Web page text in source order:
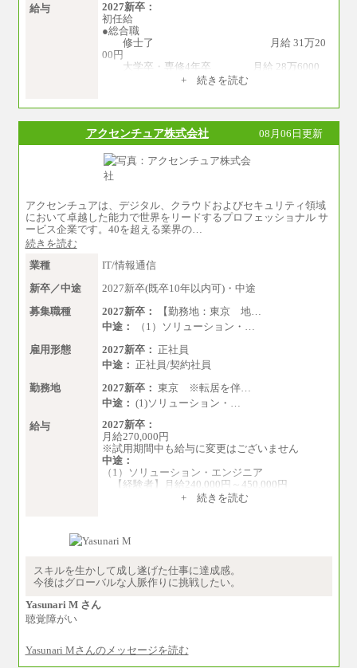
給与
2027新卒：
初任給
●総合職
修士了 月給 31万20
00円
大学卒・専修4年卒 月給 28万6000
し、経験・能力を考慮のうえ、当社規程に基づ
き決定いたします。
●一般職
大学卒 月給 25万30
中途：
月給250,000円～300,000円
※ご経験を考慮の上決定します
※試用期間はありません
+ 続きを読む
アクセンチュア株式会社 08月06日更新
アクセンチュアは、デジタル、クラウドおよびセキュリティ領域
において卓越した能力で世界をリードするプロフェッショナル サ
ービス企業です。40を超える業界の…
続きを読む
業種
IT/情報通信
新卒／中途
2027新卒(既卒10年以内可)・中途
募集職種
2027新卒：
【勤務地：東京 地…
中途：
（1）ソリューション・…
雇用形態
2027新卒： 正社員
中途： 正社員/契約社員
勤務地
2027新卒： 東京 ※転居を伴…
中途： (1)ソリューション・…
給与
2027新卒：
月給270,000円
※試用期間中も給与に変更はございません
中途：
（1）ソリューション・エンジニア
【経験者】月給240,000円～450,000円
※地域や業務内容によって変動がありま
す
（2）一般事務
月給210,000円～350,000円
※地域や業務内容によって変動があります
※試用期間中も給与に変更はございません
+ 続きを読む
スキルを生かして成し遂げた仕事に達成感。
今後はグローバルな人脈作りに挑戦したい。
Yasunari M さん
聴覚障がい
Yasunari Mさんのメッセージを読む